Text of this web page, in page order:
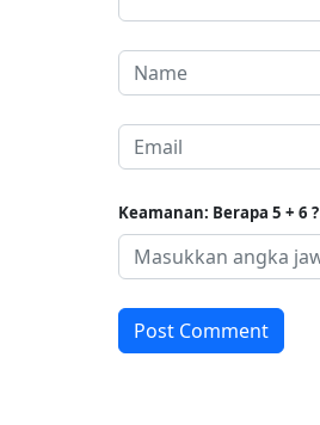
Keamanan: Berapa 5 + 6 ?
Post Comment